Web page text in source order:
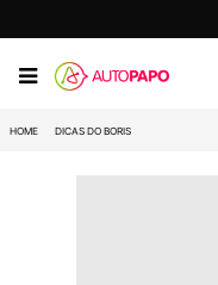
HOME DICAS DO BORIS